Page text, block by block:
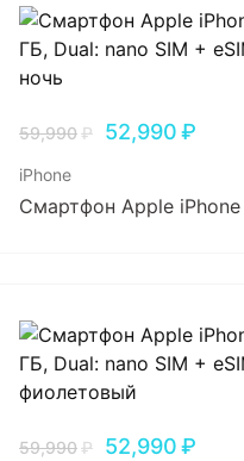
59,990₽ 52,990₽
iPhone
Смартфон Apple iPhone
59,990₽ 52,990₽